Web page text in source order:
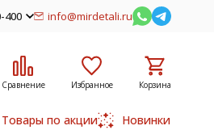
400 info@mirdetali.ru
Сравнение Избранное Корзина
Товары по акции Новинки